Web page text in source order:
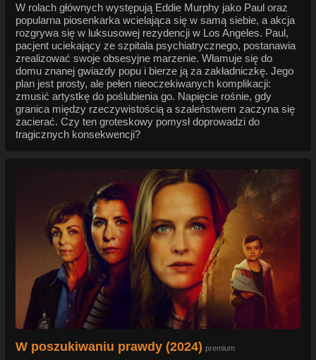
W rolach głównych występują Eddie Murphy jako Paul oraz
popularna piosenkarka wcielająca się w samą siebie, a akcja
rozgrywa się w luksusowej rezydencji w Los Angeles. Paul,
pacjent uciekający ze szpitala psychiatrycznego, postanawia
zrealizować swoje obsesyjne marzenie. Włamuje się do
domu znanej gwiazdy popu i bierze ją za zakładniczkę. Jego
plan jest prosty, ale pełen nieoczekiwanych komplikacji:
zmusić artystkę do poślubienia go. Napięcie rośnie, gdy
granica między rzeczywistością a szaleństwem zaczyna się
zacierać. Czy ten groteskowy pomysł doprowadzi do
tragicznych konsekwencji?
W poszukiwaniu prawdy (2024) premium